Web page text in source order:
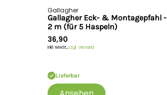
Gallagher
Gallagher Eck- & Montagepfahl -
2 m (für 5 Haspeln)
36,90
Inkl. MwSt.,zzgl. Versand
Lieferbar